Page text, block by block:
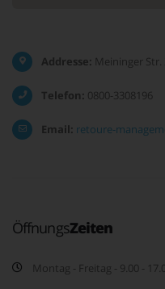
Addresse: Meininger Str.
Telefon: 0800-3308196
Email: retoure-
ÖffnungsZeiten
Montag - Freitag - 9.00 -